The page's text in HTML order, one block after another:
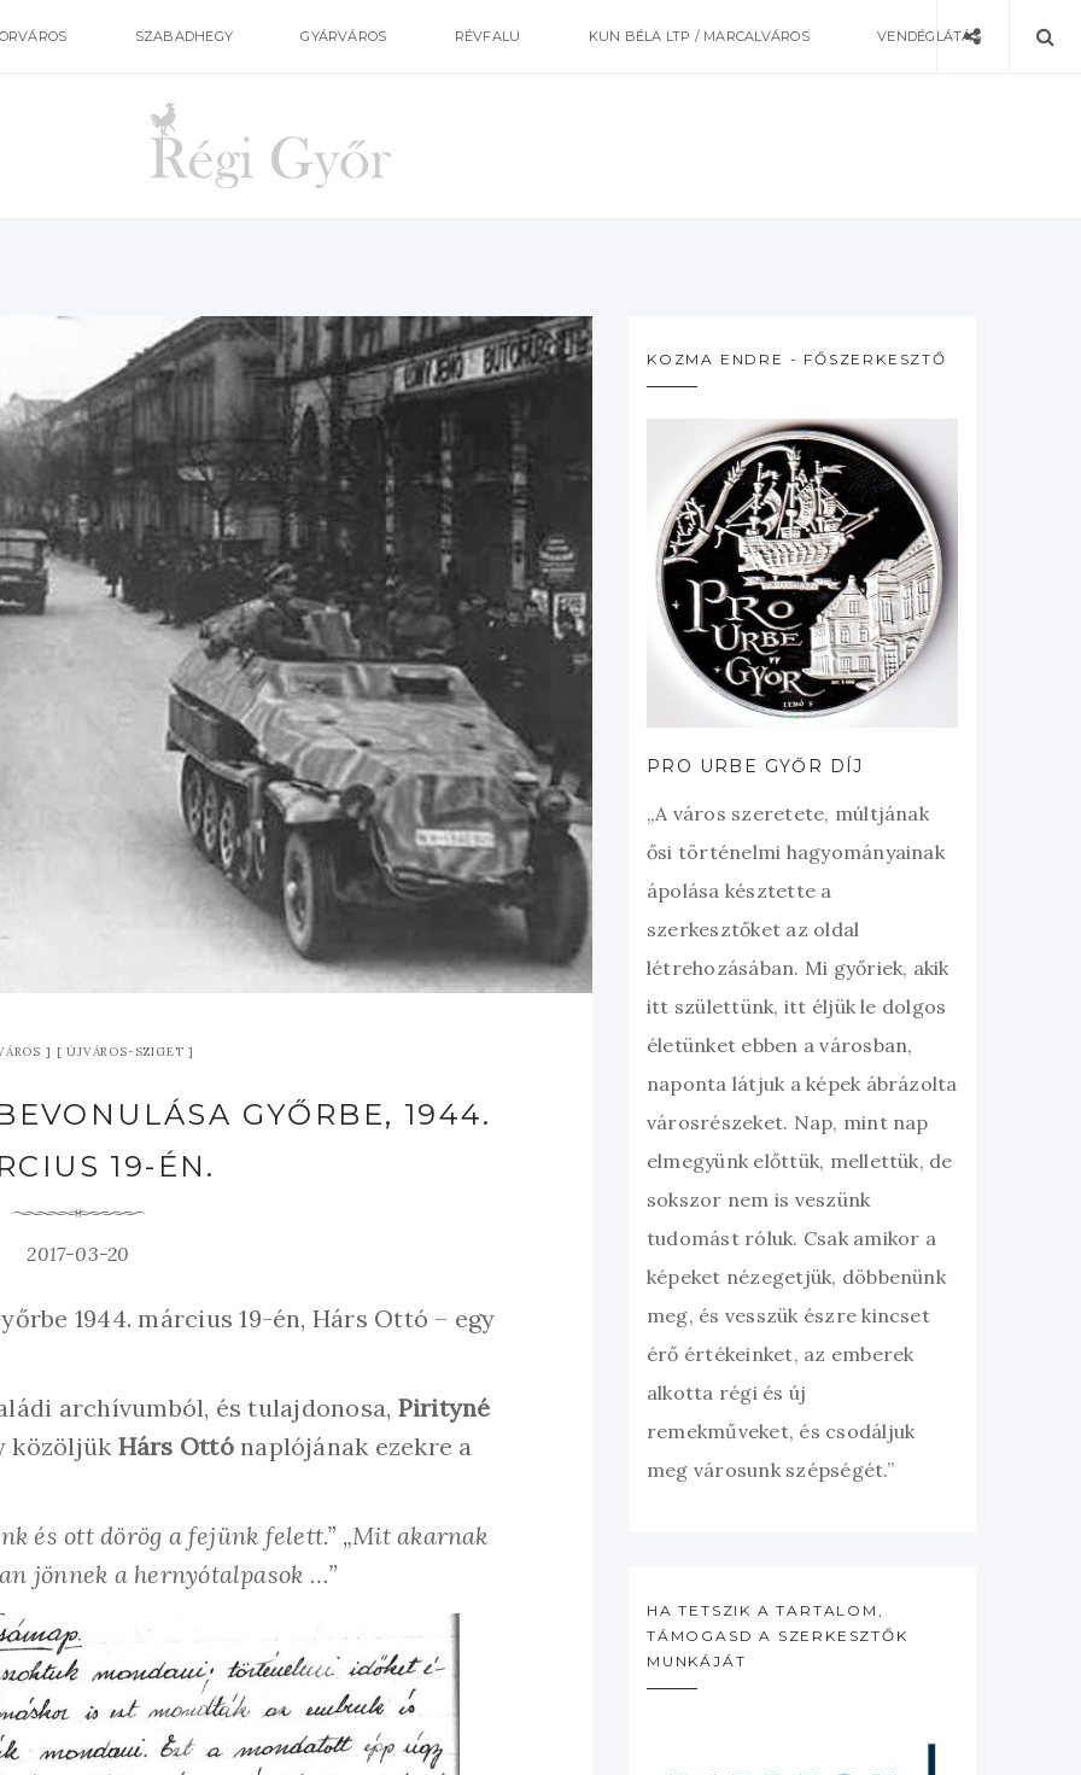
SZABADHEGY GYÁRVÁROS RÉVFALU KUN BÉLA LTP / MARCALVÁROS VENDÉGLÁTÁS
ÚJVÁROS-SZIGET
GYŐRBE, 1944.
19-ÉN.
2017-03-20
1944. március 19-én, Hárs Ottó – egy
archívumból, és tulajdonosa, Pirityné
közöljük Hárs Ottónaplójának ezekre a
és ott dörög a fejünk felett.” „Mit akarnak
jönnek a hernyótalpasok …”
KOZMA ENDRE - FŐSZERKESZTŐ
PRO URBE GYŐR DÍJ
„A város szeretete, múltjának
ősi történelmi hagyományainak
ápolása késztette a
szerkesztőket az oldal
létrehozásában. Mi győriek, akik
itt születtünk, itt éljük le dolgos
életünket ebben a városban,
naponta látjuk a képek ábrázolta
városrészeket. Nap, mint nap
elmegyünk előttük, mellettük, de
sokszor nem is veszünk
tudomást róluk. Csak amikor a
képeket nézegetjük, döbbenünk
meg, és vesszük észre kincset
érő értékeinket, az emberek
alkotta régi és új
remekműveket, és csodáljuk
meg városunk szépségét.”
HA TETSZIK A TARTALOM,
TÁMOGASD A SZERKESZTŐK
MUNKÁJÁT